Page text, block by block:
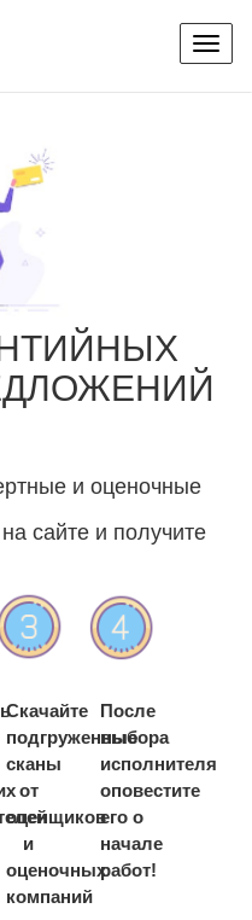
и оценочные
сайте и получите
Скачайте
подгруженные
сканы
от
оценщиков
и
оценочных
компаний
После
выбора
исполнителя
оповестите
его о
начале
работ!